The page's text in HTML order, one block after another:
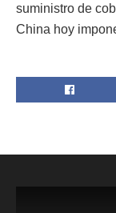
suministro de
China hoy